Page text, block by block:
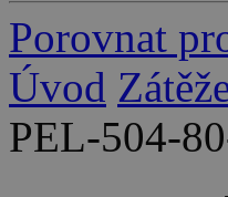
Porovnat
Úvod
PEL-504-